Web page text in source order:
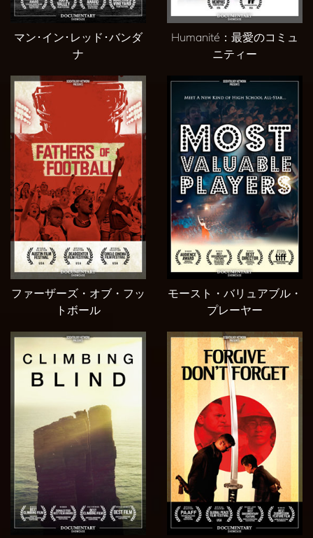
‪マン･イン･レッド･バンダ
ナ
Humanité：最愛のコミュ
ニティー
ファーザーズ・オブ・フッ
トボール
モースト・バリュアブル・
プレーヤー